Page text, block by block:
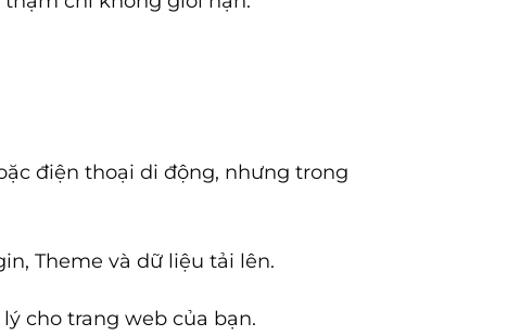
điện thoại di động, nhưng trong
Theme và dữ liệu tải lên.
cho trang web của bạn.